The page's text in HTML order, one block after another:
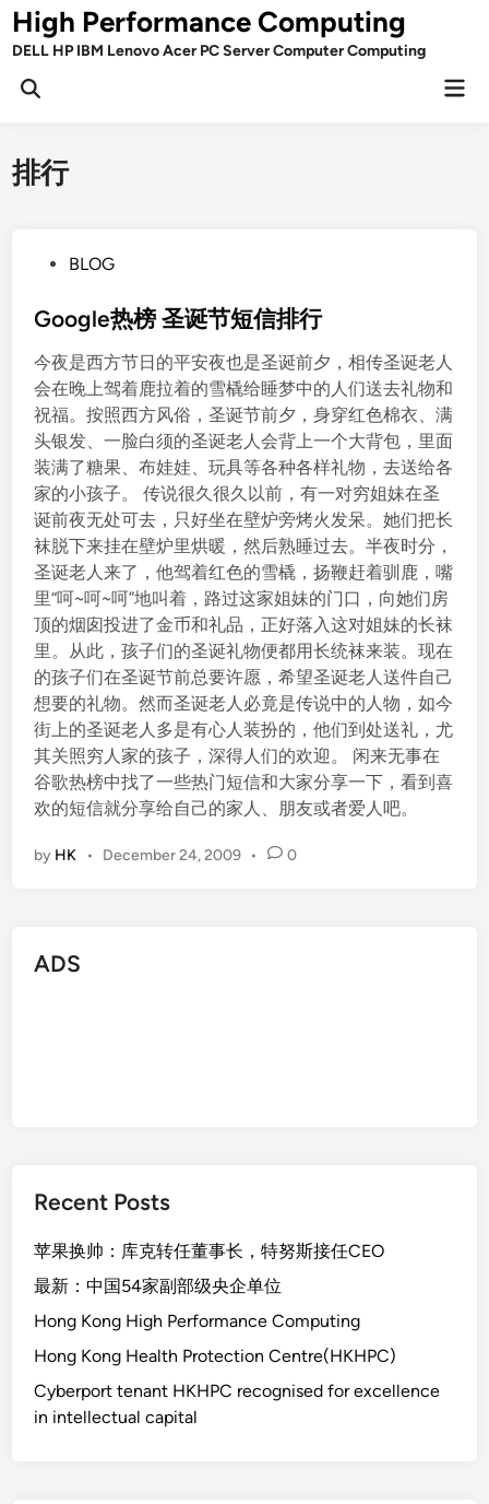
Skip
toHigh Performance Computing
DELL HP IBM Lenovo Acer PC Server Computer Computing
Open
排行
s
e
d
i
n
BLOG
Google热榜 圣诞节短信排行
今夜是西方节日的平安夜也是圣诞前夕，相传圣诞老人
会在晚上驾着鹿拉着的雪橇给睡梦中的人们送去礼物和
祝福。按照西方风俗，圣诞节前夕，身穿红色棉衣、满
头银发、一脸白须的圣诞老人会背上一个大背包，里面
装满了糖果、布娃娃、玩具等各种各样礼物，去送给各
家的小孩子。 传说很久很久以前，有一对穷姐妹在圣
诞前夜无处可去，只好坐在壁炉旁烤火发呆。她们把长
袜脱下来挂在壁炉里烘暖，然后熟睡过去。半夜时分，
圣诞老人来了，他驾着红色的雪橇，扬鞭赶着驯鹿，嘴
里“呵~呵~呵”地叫着，路过这家姐妹的门口，向她们房
顶的烟囱投进了金币和礼品，正好落入这对姐妹的长袜
里。从此，孩子们的圣诞礼物便都用长统袜来装。现在
的孩子们在圣诞节前总要许愿，希望圣诞老人送件自己
想要的礼物。然而圣诞老人必竟是传说中的人物，如今
街上的圣诞老人多是有心人装扮的，他们到处送礼，尤
其关照穷人家的孩子，深得人们的欢迎。 闲来无事在
谷歌热榜中找了一些热门短信和大家分享一下，看到喜
欢的短信就分享给自己的家人、朋友或者爱人吧。
by HK • December 24, 2009 • 0
ADS
Recent Posts
苹果换帅：库克转任董事长，特努斯接任CEO
最新：中国54家副部级央企单位
Hong Kong High Performance Computing
Hong Kong Health Protection Centre(HKHPC)
Cyberport tenant HKHPC recognised for excellence
in intellectual capital